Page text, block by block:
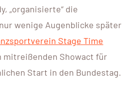
„organisierte“ die
wenige Augenblicke später
Stage Time
mitreißenden Showact für
Start in den Bundestag.